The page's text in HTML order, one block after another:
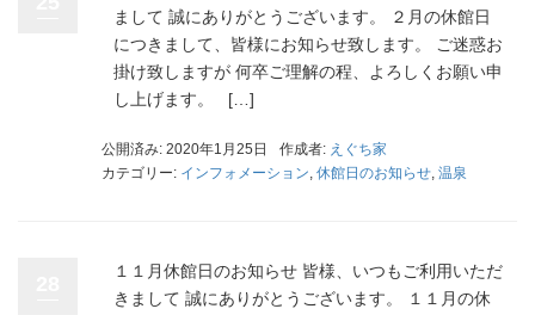
まして 誠にありがとうございます。 ２月の休館日
につきまして、皆様にお知らせ致します。 ご迷惑お
掛け致しますが 何卒ご理解の程、よろしくお願い申
し上げます。 […]
公開済み: 2020年1月25日 作成者: えぐち家
カテゴリー: インフォメーション, 休館日のお知らせ, 温泉
１１月休館日のお知らせ 皆様、いつもご利用いただ
きまして 誠にありがとうございます。 １１月の休